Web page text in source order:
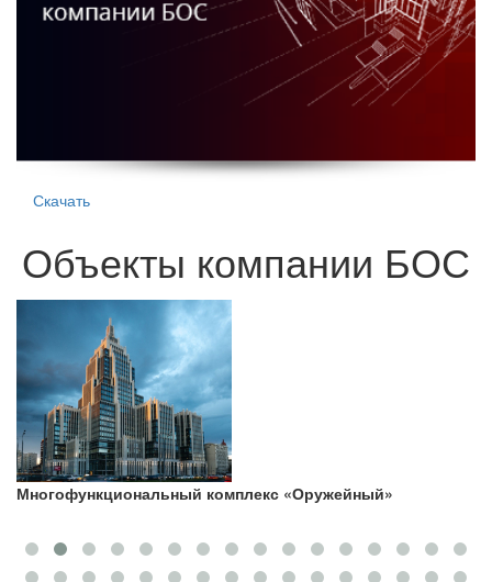
Скачать
Объекты компании БОС
Многофункциональный комплекс «Оружейный»